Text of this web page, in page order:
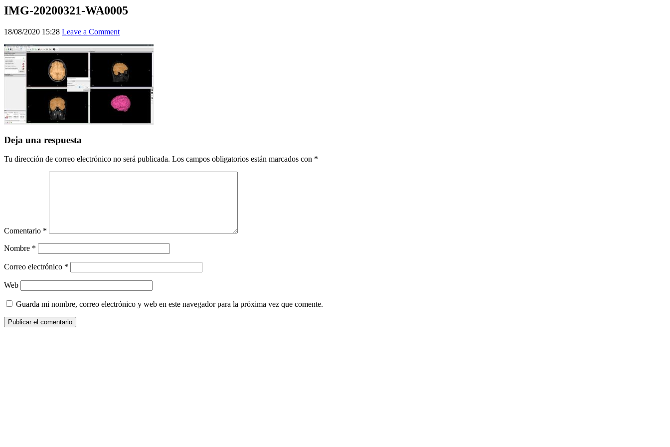
IMG-20200321-WA0005
18/08/2020 15:28 Leave a Comment
Deja una respuesta
Tu dirección de correo electrónico no será publicada. Los campos obligatorios están marcados con *
Comentario *
Nombre *
Correo electrónico *
Web
Guarda mi nombre, correo electrónico y web en este navegador para la próxima vez que comente.